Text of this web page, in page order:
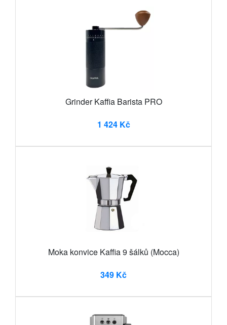
Grinder Kaffia Barista PRO
1 424 Kč
Moka konvice Kaffia 9 šálků (Mocca)
349 Kč